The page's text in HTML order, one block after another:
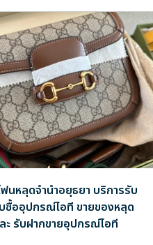
ฟนหลุดจำนำอยุธยา บริการรับ
ซื้ออุปกรณ์ไอที ขายของหลุด
ะ รับฝากขายอุปกรณ์ไอที